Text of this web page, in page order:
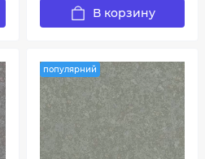
В корзину
популярний